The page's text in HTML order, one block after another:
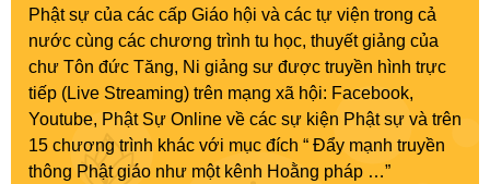
Phật sự của các cấp Giáo hội và các tự viện trong cả
nước cùng các chương trình tu học, thuyết giảng của
chư Tôn đức Tăng, Ni giảng sư được truyền hình trực
tiếp (Live Streaming) trên mạng xã hội: Facebook,
Youtube, Phật Sự Online về các sự kiện Phật sự và trên
15 chương trình khác với mục đích “ Đẩy mạnh truyền
thông Phật giáo như một kênh Hoằng pháp …”